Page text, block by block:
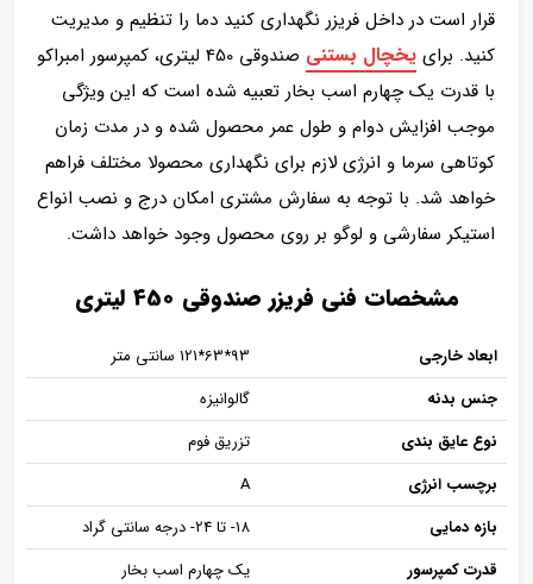
قرار است در داخل فریزر نگهداری کنید دما را تنظیم و مدیریت
کنید. برای یخچال بستنی
صندوقی 450 لیتری، کمپرسور امبراکو
با قدرت یک چهارم اسب بخار تعبیه شده است که این ویژگی
موجب افزایش دوام و طول عمر محصول شده و در مدت زمان
کوتاهی سرما و انرژی لازم برای نگهداری محصولا مختلف فراهم
خواهد شد. با توجه به سفارش مشتری امکان درج و نصب انواع
استیکر سفارشی و لوگو بر روی محصول وجود خواهد داشت.
مشخصات فنی فریزر صندوقی 450 لیتری
ابعاد خارجی
93*63*121 سانتی متر
جنس بدنه
گالوانیزه
نوع عایق بندی
تزریق فوم
برچسب انرژی
A
بازه دمایی
18- تا 24- درجه سانتی گراد
قدرت کمپرسور
یک چهارم اسب بخار